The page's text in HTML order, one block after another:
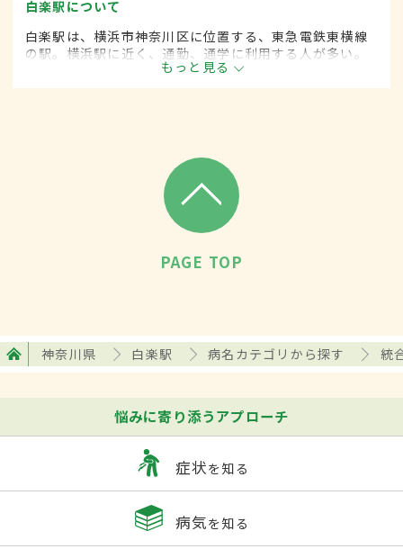
白楽駅について
白楽駅は、横浜市神奈川区に位置する、東急電鉄東横線
の駅。横浜駅に近く、通勤、通学に利用する人が多い。
周辺には大学のキャンパスや高等学校などの教育機関、
約170のさまざま商店が立ち並ぶ商店街もある。
もっと見る
PAGE TOP
神奈川県 白楽駅 病名カテゴリから探す 統
悩みに寄り添うアプローチ
症状を知る
病気を知る